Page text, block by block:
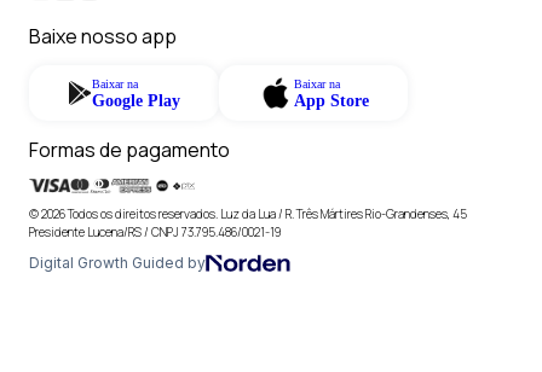
Baixe nosso app
Baixar na
Google Play
Baixar na
App Store
Formas de pagamento
© 2026 Todos os direitos reservados. Luz da Lua / R. Três Mártires Rio-Grandenses, 45
Presidente Lucena/RS / CNPJ 73.795.486/0021-19
Digital Growth Guided by